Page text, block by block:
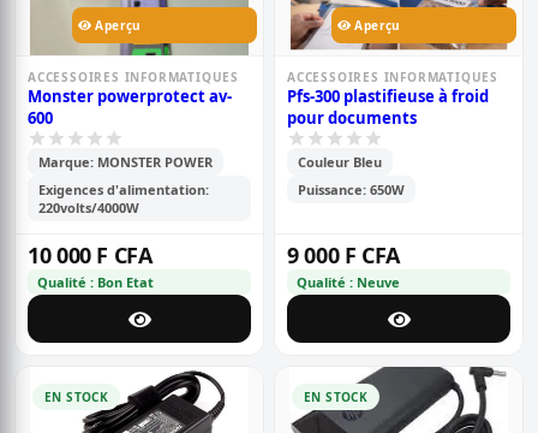
Aperçu
ACCESSOIRES INFORMATIQUES
Monster powerprotect av-
600
Marque: MONSTER POWER
Exigences d'alimentation:
220volts/4000W
10 000 F CFA
Qualité : Bon Etat
Aperçu
ACCESSOIRES INFORMATIQUES
Pfs-300 plastifieuse à froid
pour documents
Couleur Bleu
Puissance: 650W
9 000 F CFA
Qualité : Neuve
EN STOCK EN STOCK